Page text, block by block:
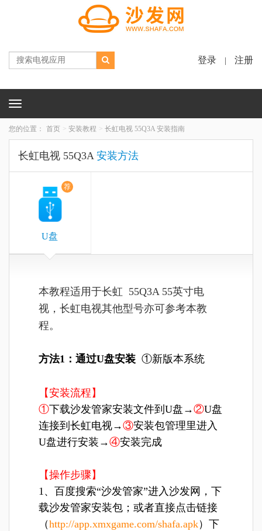
登录 注册
Toggle
您的位置： 首页 安装教程 长虹电视 55Q3A 安装指南
长虹电视 55Q3A 安装方法
荐
U盘
本教程适用于长虹 55Q3A 55英寸电
视，长虹电视其他型号亦可参考本教
程。
方法1：通过U盘安装 ①新版本系统
【安装流程】
①下载沙发管家安装文件到U盘→②U盘
连接到长虹电视→③安装包管理里进入
U盘进行安装→④安装完成
【操作步骤】
1、百度搜索“沙发管家”进入沙发网，下
载沙发管家安装包；或者直接点击链接
（http://app.xmxgame.com/shafa.apk）下